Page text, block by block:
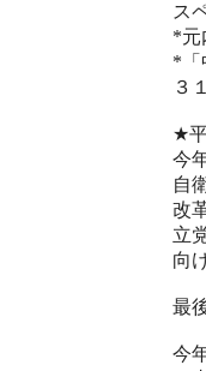
ス
*元
*「
３
★
今
自
改
立
向
最
今